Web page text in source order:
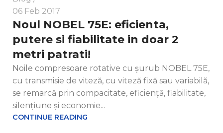
06 Feb 2017
Noul NOBEL 75E: eficienta,
putere si fiabilitate in doar 2
metri patrati!
Noile compresoare rotative cu șurub NOBEL 75E,
cu transmisie de viteză, cu viteză fixă sau variabilă,
se remarcă prin compacitate, eficiență, fiabilitate,
silențiune și economie...
CONTINUE READING